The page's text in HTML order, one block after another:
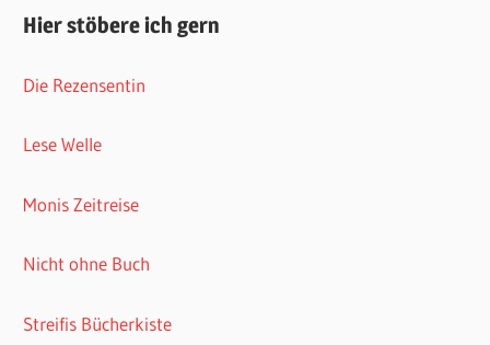
Hier stöbere ich gern
Die Rezensentin
Lese Welle
Monis Zeitreise
Nicht ohne Buch
Streifis Bücherkiste